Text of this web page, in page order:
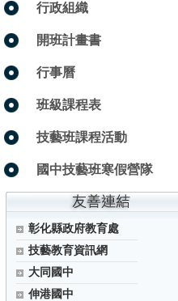
行政組織
開班計畫書
行事曆
班級課程表
技藝班課程活動
國中技藝班寒假營隊
彰化縣政府教育處
技藝教育資訊網
大同國中
伸港國中